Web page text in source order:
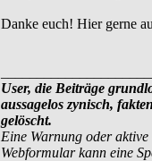
Danke euch! Hier gerne
User, die Beiträge
aussagelos zynisch,
gelöscht.
Eine Warnung oder
Webformular kann eine